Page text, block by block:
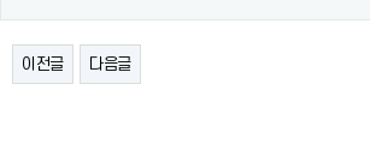
이전글 다음글